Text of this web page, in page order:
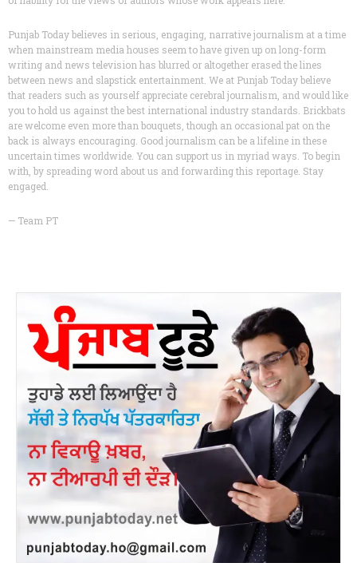
Punjab Today believes in serious, engaging, narrative journalism at a time
when mainstream media houses seem to have given up on long-form
writing and news television has blurred or altogether erased the lines
between news and slapstick entertainment. We at Punjab Today believe
that readers such as yourself appreciate cerebral journalism, and would like
you to hold us against the best international industry standards. Brickbats
are welcome even more than bouquets, though an occasional pat on the
back is always encouraging. Good journalism can be a lifeline in these
uncertain times worldwide. You can support us in myriad ways. To begin
with, by spreading word about us and forwarding this reportage. Stay
engaged.
— Team PT